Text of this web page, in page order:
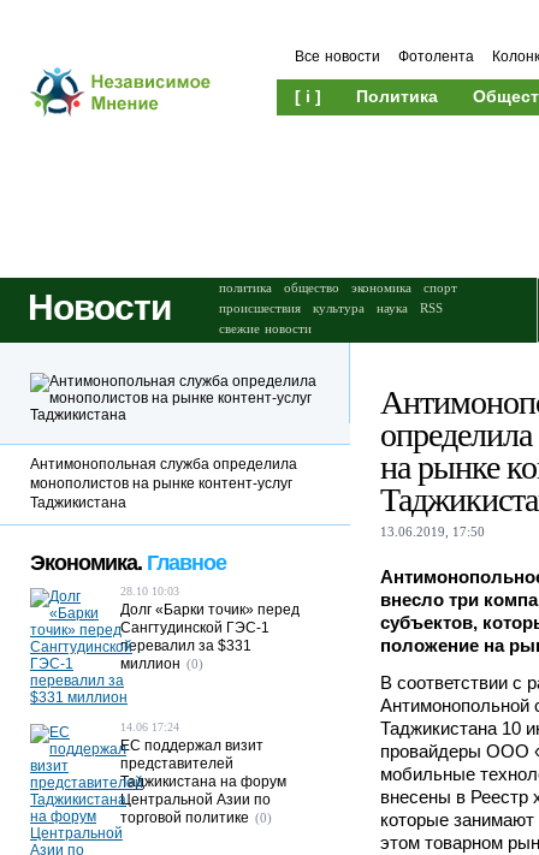
Все новости Фотолента
[ i ] Политика
Новости политика общество экономика
спорт
происшествия
культура наука
RSS
свежие новости
на рынке
13.06.2019, 17:50
внесло три
субъектов,
положение на
В соответствии с
Антимонопольной
Таджикистана 10
провайдеры ООО
мобильные
внесены в Реестр
которые
этом товарном
Антимонопольная служба определила
монополистов на рынке контент-услуг
Таджикистана
Экономика. Главное
28.10 10:03
Долг «Барки точик» перед
Сангтудинской ГЭС-1
перевалил за $331
миллион (0)
14.06 17:24
ЕС поддержал визит
представителей
Таджикистана на форум
Центральной Азии по
торговой политике (0)